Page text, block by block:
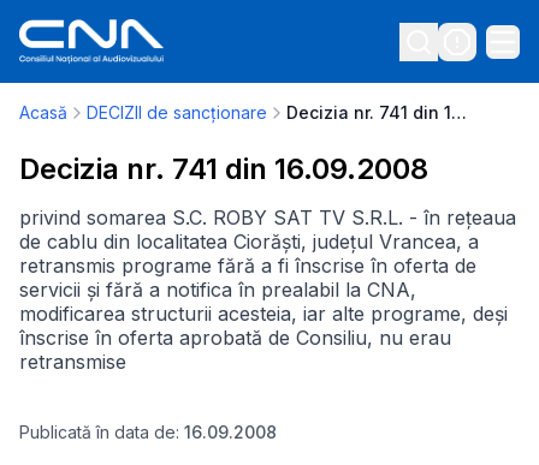
Acasă DECIZII de sancționare Decizia nr. 741 din 16.09.2008
Decizia nr. 741 din 16.09.2008
privind somarea S.C. ROBY SAT TV S.R.L. - în rețeaua
de cablu din localitatea Ciorăști, județul Vrancea, a
retransmis programe fără a fi înscrise în oferta de
servicii și fără a notifica în prealabil la CNA,
modificarea structurii acesteia, iar alte programe, deși
înscrise în oferta aprobată de Consiliu, nu erau
retransmise
Publicată în data de: 16.09.2008